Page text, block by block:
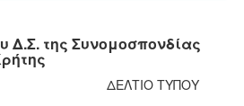
Δ.Σ. της Συνομοσπονδίας
ΤΥΠΟΥ